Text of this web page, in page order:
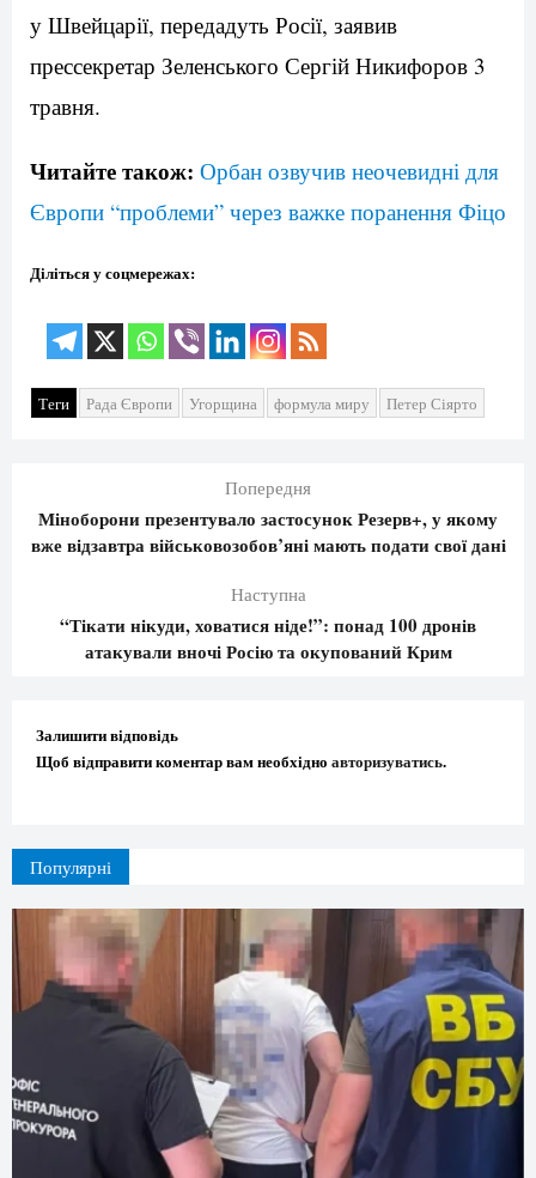
у Швейцарії, передадуть Росії, заявив
прессекретар Зеленського Сергій Никифоров 3
травня.
Читайте також: Орбан озвучив неочевидні для
Європи “проблеми” через важке поранення Фіцо
Діліться у соцмережах:
Теги Рада Європи Угорщина формула миру Петер Сіярто
Попередня
Міноборони презентувало застосунок Резерв+, у якому
вже відзавтра військовозобов’яні мають подати свої дані
Наступна
“Тікати нікуди, ховатися ніде!”: понад 100 дронів
атакували вночі Росію та окупований Крим
Залишити відповідь
Щоб відправити коментар вам необхідно авторизуватись.
Популярні